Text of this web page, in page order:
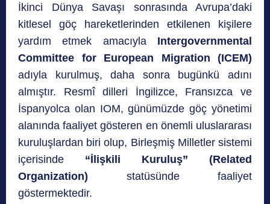
İkinci Dünya Savaşı sonrasında Avrupa’daki
kitlesel göç hareketlerinden etkilenen kişilere
yardım etmek amacıyla Intergovernmental
Committee for European Migration (ICEM)
adıyla kurulmuş, daha sonra bugünkü adını
almıştır. Resmî dilleri İngilizce, Fransızca ve
İspanyolca olan IOM, günümüzde göç yönetimi
alanında faaliyet gösteren en önemli uluslararası
kuruluşlardan biri olup, Birleşmiş Milletler sistemi
içerisinde “İlişkili Kuruluş” (Related
Organization) statüsünde faaliyet
göstermektedir.